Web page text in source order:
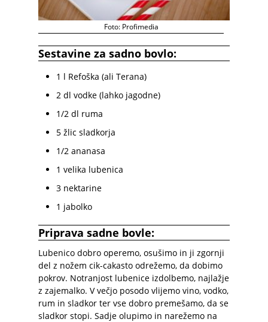
Foto: Profimedia
Sestavine za sadno bovlo:
1 l Refoška (ali Terana)
2 dl vodke (lahko jagodne)
1/2 dl ruma
5 žlic sladkorja
1/2 ananasa
1 velika lubenica
3 nektarine
1 jabolko
Priprava sadne bovle:
Lubenico dobro operemo, osušimo in ji zgornji
del z nožem cik-cakasto odrežemo, da dobimo
pokrov. Notranjost lubenice izdolbemo, najlažje
z zajemalko. V večjo posodo vlijemo vino, vodko,
rum in sladkor ter vse dobro premešamo, da se
sladkor stopi. Sadje olupimo in narežemo na